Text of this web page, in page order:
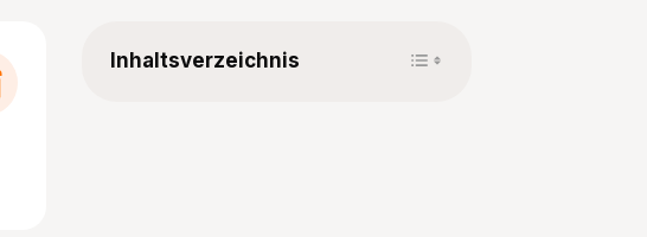
Inhaltsverzeichnis Toggle Table of Content